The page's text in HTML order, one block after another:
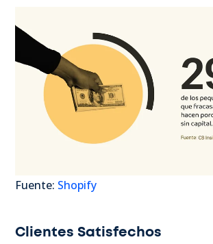
Fuente: Shopify
Clientes Satisfechos